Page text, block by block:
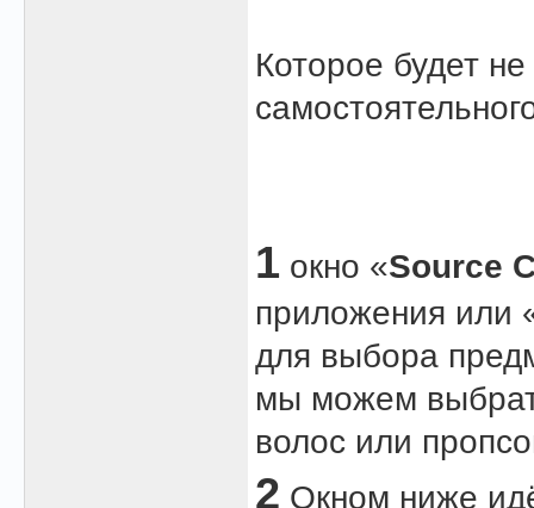
Которое будет
1 окно «Source
приложения или
для выбора
мы можем
волос или
2 Окном ниже